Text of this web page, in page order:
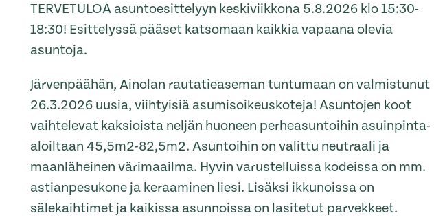
TERVETULOA asuntoesittelyyn keskiviikkona 5.8.2026 klo 15:30-
18:30! Esittelyssä pääset katsomaan kaikkia vapaana olevia
asuntoja.
Järvenpäähän, Ainolan rautatieaseman tuntumaan on valmistunut
26.3.2026 uusia, viihtyisiä asumisoikeuskoteja! Asuntojen koot
vaihtelevat kaksioista neljän huoneen perheasuntoihin asuinpinta-
aloiltaan 45,5m2-82,5m2. Asuntoihin on valittu neutraali ja
maanläheinen värimaailma. Hyvin varustelluissa kodeissa on mm.
astianpesukone ja keraaminen liesi. Lisäksi ikkunoissa on
sälekaihtimet ja kaikissa asunnoissa on lasitetut parvekkeet.